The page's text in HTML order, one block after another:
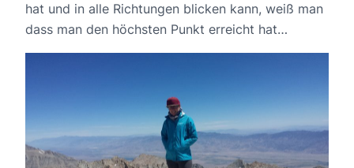
hat und in alle Richtungen blicken kann, weiß man
dass man den höchsten Punkt erreicht hat…